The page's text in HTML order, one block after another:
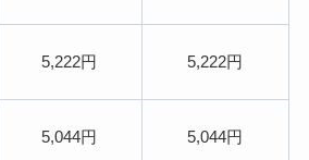
5,222円 5,222円
5,044円 5,044円